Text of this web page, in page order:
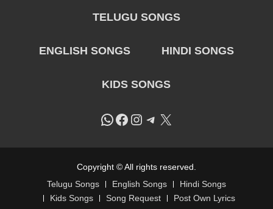
TELUGU SONGS
ENGLISH SONGS HINDI SONGS
KIDS SONGS
WhatsApp
Facebook
Instagram
Telegram
X
Copyright © All rights reserved.
Telugu Songs
English Songs
Hindi Songs
Kids Songs
Song Request
Post Own Lyrics